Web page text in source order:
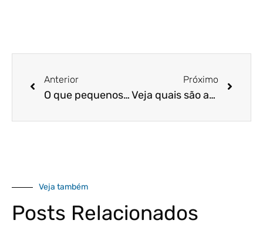
Anterior
O que pequenos e médios empreendedores precisam saber sobre os desafios e as vantagens envolvendo gestão financeira e o PIX?
Próximo
Veja quais são as atividades (CNAEs) permitidas no Simples Nacional
Veja também
Posts Relacionados